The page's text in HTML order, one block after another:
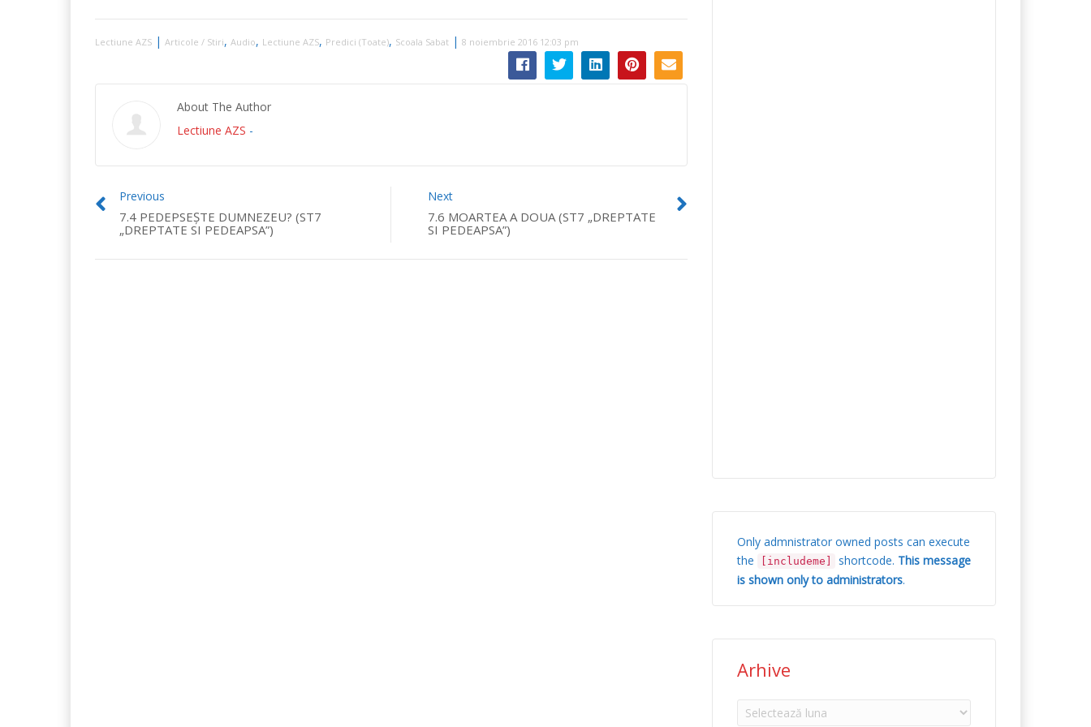
Lectiune AZS | Articole / Stiri, Audio, Lectiune AZS, Predici (Toate), Scoala Sabat | 8 noiembrie 2016 12:03 pm
About The Author
Lectiune AZS -
Previous
7.4 PEDEPSEŞTE DUMNEZEU? (ST7
„DREPTATE SI PEDEAPSA”)
Next
7.6 MOARTEA A DOUA (ST7 „DREPTATE
SI PEDEAPSA”)
Only admnistrator owned posts can execute
the
[includeme] shortcode. This message
is shown only to administrators.
Arhive
Arhive